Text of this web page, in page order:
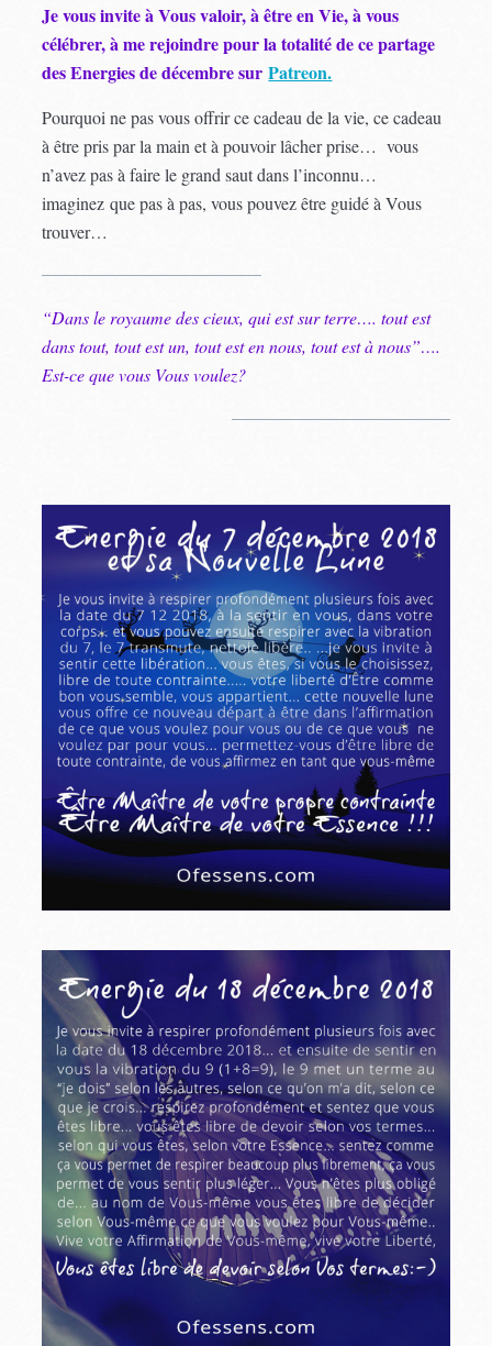
Je vous invite à Vous valoir, à être en Vie, à vous
célébrer, à me rejoindre pour la totalité de ce partage
des Energies de décembre sur Patreon.
Pourquoi ne pas vous offrir ce cadeau de la vie, ce cadeau
à être pris par la main et à pouvoir lâcher prise… vous
n’avez pas à faire le grand saut dans l’inconnu…
imaginez que pas à pas, vous pouvez être guidé à Vous
trouver…
“Dans le royaume des cieux, qui est sur terre…. tout est
dans tout, tout est un, tout est en nous, tout est à nous”….
Est-ce que vous Vous voulez?